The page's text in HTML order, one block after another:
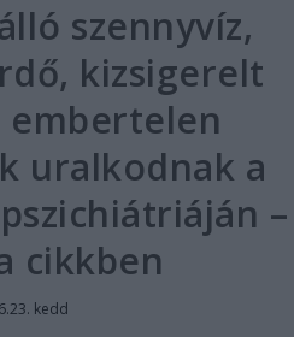
szennyvíz,
kizsigerelt
embertelen
uralkodnak a
–
cikkben
kedd